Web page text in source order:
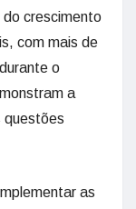
crescimento
com mais de
o
a
questões
as